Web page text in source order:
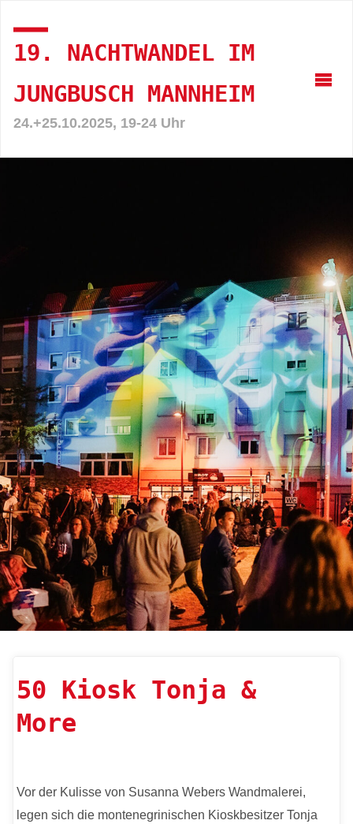
19. NACHTWANDEL IM
JUNGBUSCH MANNHEIM
24.+25.10.2025, 19-24 Uhr
50 Kiosk Tonja &
More
Vor der Kulisse von Susanna Webers Wandmalerei,
legen sich die montenegrinischen Kioskbesitzer Tonja